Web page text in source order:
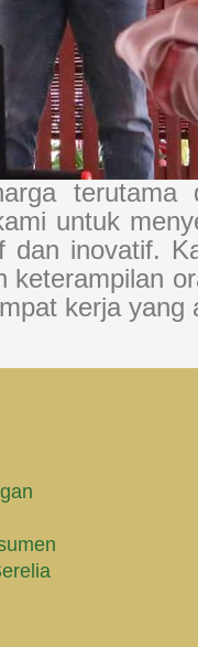
terutama
untuk
inovatif.
kerja yang